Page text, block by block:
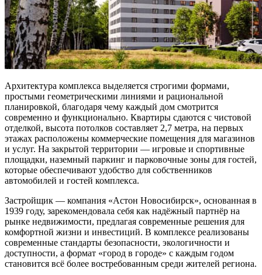
Архитектура комплекса выделяется строгими формами,
простыми геометрическими линиями и рациональной
планировкой, благодаря чему каждый дом смотрится
современно и функционально. Квартиры сдаются с чистовой
отделкой, высота потолков составляет 2,7 метра, на первых
этажах расположены коммерческие помещения для магазинов
и услуг. На закрытой территории — игровые и спортивные
площадки, наземный паркинг и парковочные зоны для гостей,
которые обеспечивают удобство для собственников
автомобилей и гостей комплекса.
Застройщик — компания «Астон Новосибирск», основанная в
1939 году, зарекомендовала себя как надёжный партнёр на
рынке недвижимости, предлагая современные решения для
комфортной жизни и инвестиций. В комплексе реализованы
современные стандарты безопасности, экологичности и
доступности, а формат «город в городе» с каждым годом
становится всё более востребованным среди жителей региона.